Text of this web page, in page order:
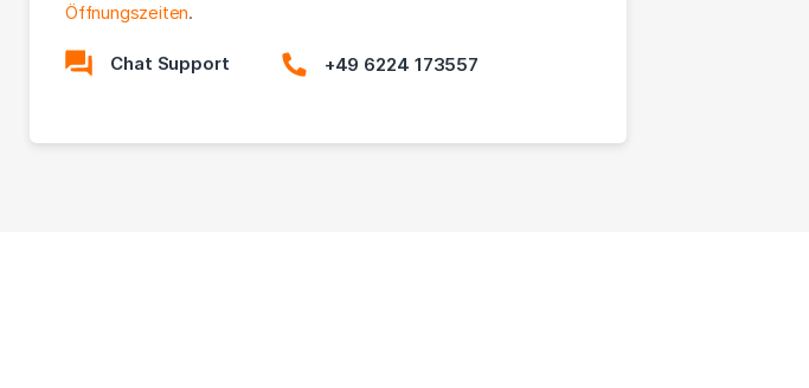
Öffnungszeiten.
Chat Support +49 6224 173557